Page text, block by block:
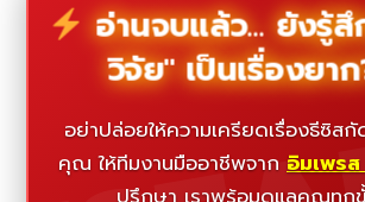
อ่านจบแล้ว... ยังรู้สึ
วิจัย" เป็นเรื่องยา
อย่าปล่อยให้ความเครียดเรื่องธีซิสกั
คุณ ให้ทีมงานมืออาชีพจาก อิมเพร